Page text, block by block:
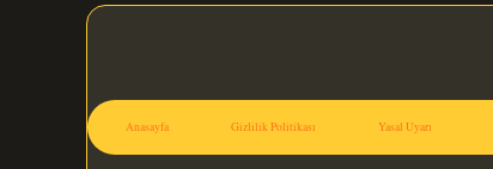
Anasayfa Gizlilik Politikası Yasal Uyarı